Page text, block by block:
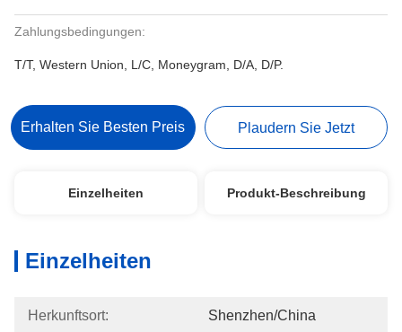
Zahlungsbedingungen:
T/T, Western Union, L/C, Moneygram, D/A, D/P.
Erhalten Sie Besten Preis Plaudern Sie Jetzt
Einzelheiten Produkt-Beschreibung
Einzelheiten
Herkunftsort: Shenzhen/China